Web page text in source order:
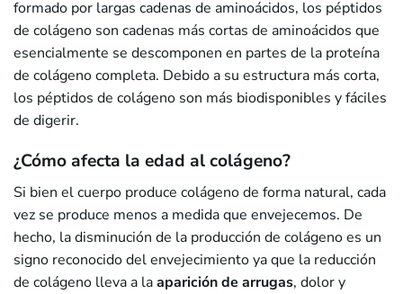
formado por largas cadenas de aminoácidos, los péptidos
de colágeno son cadenas más cortas de aminoácidos que
esencialmente se descomponen en partes de la proteína
de colágeno completa. Debido a su estructura más corta,
los péptidos de colágeno son más biodisponibles y fáciles
de digerir.
¿Cómo afecta la edad al colágeno?
Si bien el cuerpo produce colágeno de forma natural, cada
vez se produce menos a medida que envejecemos. De
hecho, la disminución de la producción de colágeno es un
signo reconocido del envejecimiento ya que la reducción
de colágeno lleva a laaparición de arrugas, dolor y